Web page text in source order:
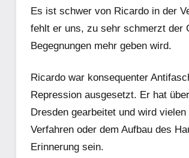
Es ist schwer von Ricardo in der
fehlt er uns, zu sehr schmerzt der
Begegnungen mehr geben wird.
Ricardo war konsequenter
Repression ausgesetzt. Er hat
Dresden gearbeitet und wird
Verfahren oder dem Aufbau des
Erinnerung sein.